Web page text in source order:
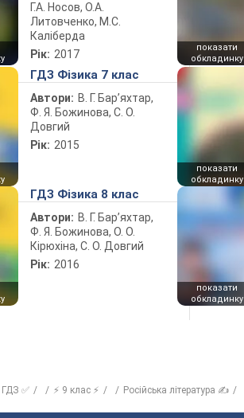
Г.А. Носов, О.А.
Литовченко, М.С.
Каліберда
Рік: 2017
показати
обкладинку
ГДЗ Фізика 7 клас
Автори: В. Г. Бар’яхтар,
Ф. Я. Божинова, С. О.
Довгий
Рік: 2015
показати
обкладинку
ГДЗ Фізика 8 клас
Автори: В. Г. Бар’яхтар,
Ф. Я. Божинова, О. О.
Кірюхіна, С. О. Довгий
Рік: 2016
показати
обкладинку
ГДЗ ✅ ⚡ 9 клас ⚡ Російська література ✍